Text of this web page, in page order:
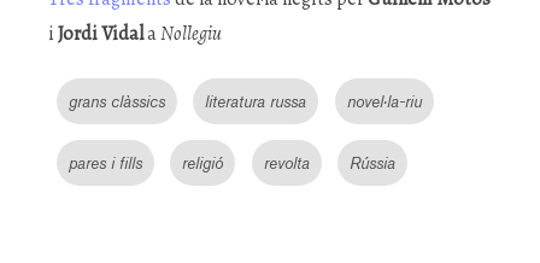
iJordi VidalaNollegiu
grans clàssics literatura russa novel·la-riu
pares i fills religió revolta Rússia